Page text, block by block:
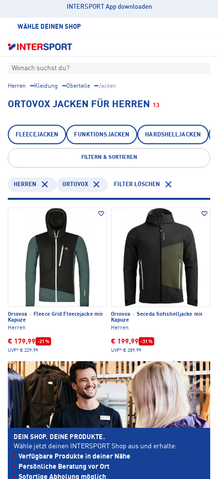
INTERSPORT App downloaden
WÄHLE DEINEN SHOP
Wonach suchst du?
Herren Kleidung Oberteile Jacken
ORTOVOX JACKEN FÜR HERREN 13
FLEECEJACKEN FUNKTIONSJACKEN HARDSHELLJACKEN
FILTERN & SORTIEREN
HERREN ORTOVOX FILTER LÖSCHEN
Ortovox ·
Fleece Grid Fleecejacke mit
Kapuze
Herren
€ 179,99 -21 %
UVP* € 229,99
Ortovox · Seceda Softshelljacke mit
Kapuze
Herren
€ 199,99 -31 %
UVP* € 289,99
DEIN SHOP. DEINE PRODUKTE.
Wähle jetzt deinen INTERSPORT Shop aus und erhalte:
Verfügbare Produkte in deiner Nähe
Persönliche Beratung vor Ort
Sofortige Abholung möglich